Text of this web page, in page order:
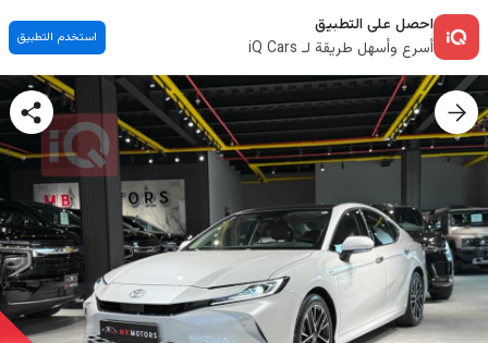
احصل على التطبيق
أسرع وأسهل طريقة لـ iQ Cars
استخدم التطبيق